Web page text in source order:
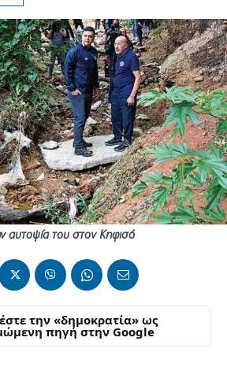
αυτοψία του στον Κηφισό
την «δημοκρατία» ως
πηγή στην Google